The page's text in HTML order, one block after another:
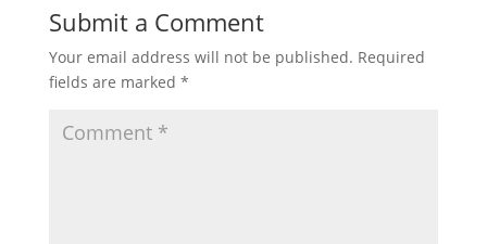
Submit a Comment
Your email address will not be published. Required
fields are marked *